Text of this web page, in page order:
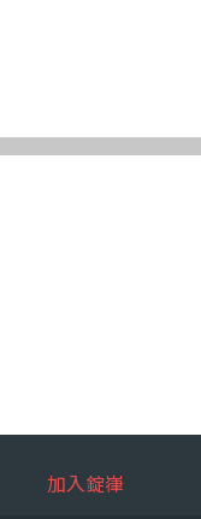
如：台端得自由
加入錠嵂